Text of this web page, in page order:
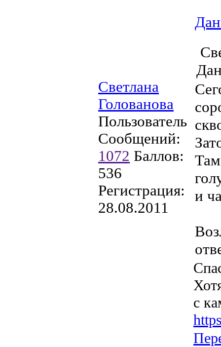
Светлана
Голованова
Пользователь
Сообщений:
1072 Баллов:
536
Регистрация:
28.08.2011
и
с